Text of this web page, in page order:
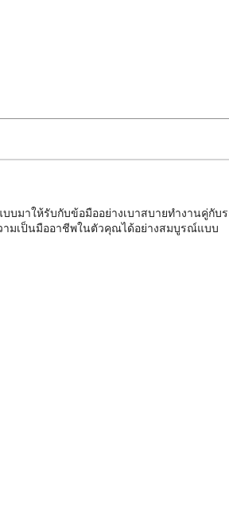
บมาให้รับกับข้อมืออย่างเบาสบายทำงานคู่กั
ามเป็นมืออาชีพในตัวคุณได้อย่างสมบูรณ์แบบ